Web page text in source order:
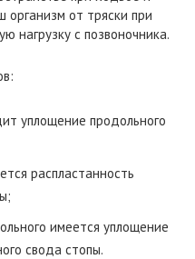
от тряски при
нагрузку с позвоночника.
уплощение продольного
распластанность
имеется уплощение
свода стопы.